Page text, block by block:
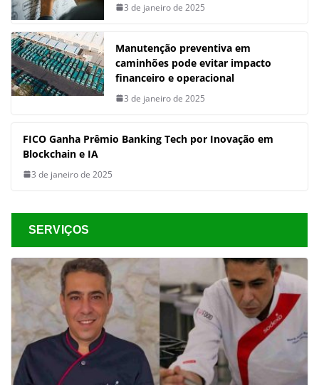
3 de janeiro de 2025
Manutenção preventiva em
caminhões pode evitar impacto
financeiro e operacional
3 de janeiro de 2025
FICO Ganha Prêmio Banking Tech por Inovação em
Blockchain e IA
3 de janeiro de 2025
SERVIÇOS